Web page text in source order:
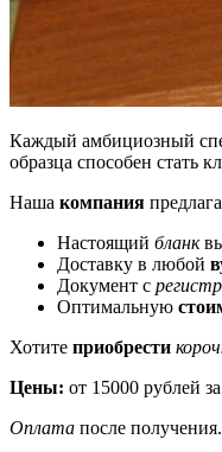
Каждый амбициозный
образца способен стать
Наша компания
Настоящий бланк
Доставку в любой
Документ с
Оптимальную
Хотите приобрести
Цены: от 15000 рублей
Оплата после